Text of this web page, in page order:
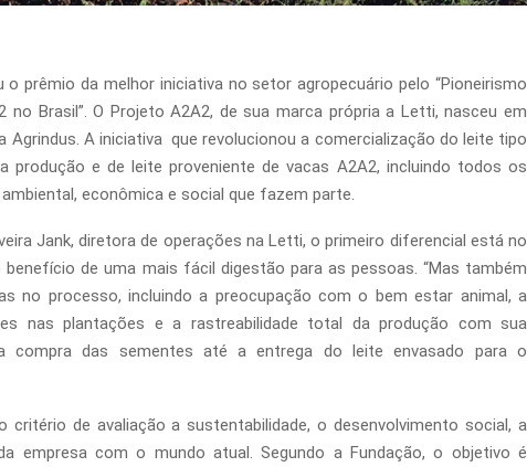
o prêmio da melhor iniciativa no setor agropecuário pelo “Pioneirismo
no Brasil”. O Projeto A2A2, de sua marca própria a Letti, nasceu em
Agrindus. A iniciativa que revolucionou a comercialização do leite tipo
produção e de leite proveniente de vacas A2A2, incluindo todos os
econômica e social que fazem parte.
Jank, diretora de operações na Letti, o primeiro diferencial está no
de uma mais fácil digestão para as pessoas. “Mas também
no processo, incluindo a preocupação com o bem estar animal, a
nas plantações e a rastreabilidade total da produção com sua
compra das sementes até a entrega do leite envasado para o
critério de avaliação a sustentabilidade, o desenvolvimento social, a
empresa com o mundo atual. Segundo a Fundação, o objetivo é